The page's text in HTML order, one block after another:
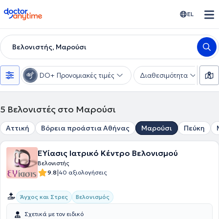
doctoranytime EL
Βελονιστής, Μαρούσι
DO+ Προνομιακές τιμές Διαθεσιμότητα
5 Βελονιστές στο Μαρούσι
Αττική Βόρεια προάστια Αθήνας Μαρούσι Πεύκη
ΕΥίασις Ιατρικό Κέντρο Βελονισμού
Βελονιστής
9.8|40 αξιολογήσεις
Άγχος και Στρες Βελονισμός
Σχετικά με τον ειδικό